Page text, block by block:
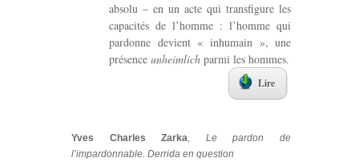
absolu – en un acte qui transfigure les
capacités de l’homme : l’homme qui
pardonne devient « inhumain », une
présenceunheimlich parmi les hommes.
Lire
Yves Charles Zarka, Le pardon de
l’impardonnable. Derrida en question